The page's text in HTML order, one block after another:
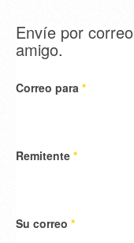
Envíe por
amigo.
Correo para *
Remitente *
Su correo *